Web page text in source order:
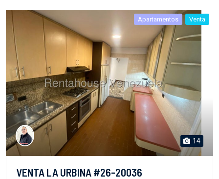
Apartamentos Venta
14
VENTA LA URBINA #26-20036